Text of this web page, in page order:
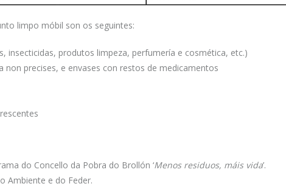
limpo móbil son os seguintes:
insecticidas, produtos limpeza, perfumería e cosmética, etc.)
non precises, e envases con restos de medicamentos
do Concello da Pobra do Brollón ‘Menos residuos, máis vida’.
Ambiente e do Feder.